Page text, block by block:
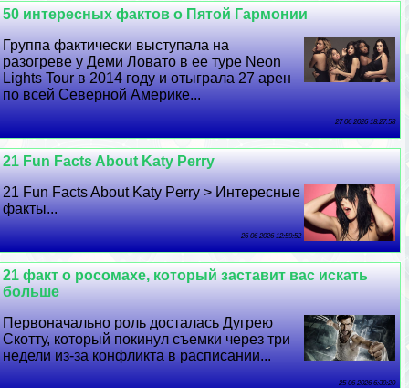
50 интересных фактов о Пятой Гармонии
Группа фактически выступала на
разогреве у Деми Ловато в ее туре Neon
Lights Tour в 2014 году и отыграла 27 арен
по всей Северной Америке...
27 06 2026 18:27:58
21 Fun Facts About Katy Perry
21 Fun Facts About Katy Perry > Интересные
факты...
26 06 2026 12:59:52
21 факт о росомахе, который заставит вас искать
больше
Первоначально роль досталась Дугрею
Скотту, который покинул съемки через три
недели из-за конфликта в расписании...
25 06 2026 6:39:20